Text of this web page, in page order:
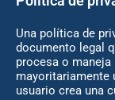
Una política de
documento legal
procesa o
mayoritariamente
usuario crea una